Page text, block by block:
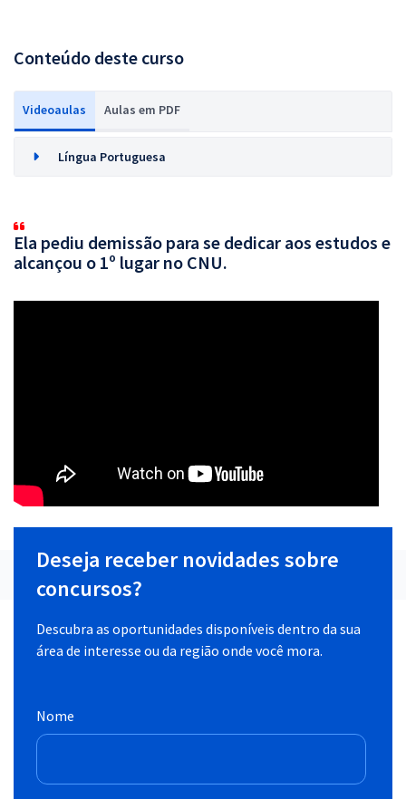
Conteúdo deste curso
Videoaulas Aulas em PDF
Língua Portuguesa
Ela pediu demissão para se dedicar aos estudos e
alcançou o 1º lugar no CNU.
Deseja receber novidades sobre
concursos?
Descubra as oportunidades disponíveis dentro da sua
área de interesse ou da região onde você mora.
Nome